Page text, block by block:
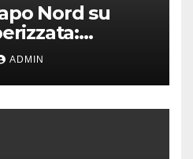
Nord su
di
ADMIN